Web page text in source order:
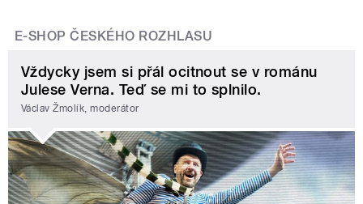
E-SHOP ČESKÉHO ROZHLASU
Vždycky jsem si přál ocitnout se v románu
Julese Verna. Teď se mi to splnilo.
Václav Žmolík, moderátor